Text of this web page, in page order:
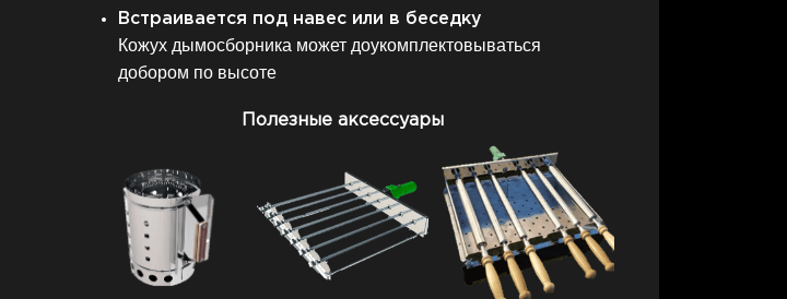
Встраивается под навес или в беседку
Кожух дымосборника может доукомплектовываться
добором по высоте
Полезные аксессуары